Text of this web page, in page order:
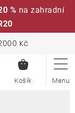
% na zahradní
Kč
KOŠÍK